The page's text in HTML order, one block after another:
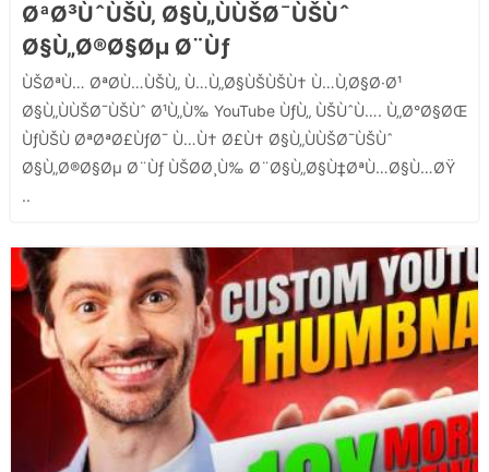
ØªØ³ÙˆÙŠÙ‚ Ø§Ù„ÙÙŠØ¯ÙŠÙˆ
Ø§Ù„Ø®Ø§Øµ Ø¨Ùƒ
ÙŠØªÙ… ØªØ­Ù…ÙŠÙ„ Ù…Ù„Ø§ÙŠÙŠÙ† Ù…Ù‚Ø§Ø·Ø¹
Ø§Ù„ÙÙŠØ¯ÙŠÙˆ Ø¹Ù„Ù‰ YouTube ÙƒÙ„ ÙŠÙˆÙ…. Ù„Ø°Ø§ØŒ
ÙƒÙŠÙ ØªØªØ£ÙƒØ¯ Ù…Ù† Ø£Ù† Ø§Ù„ÙÙŠØ¯ÙŠÙˆ
Ø§Ù„Ø®Ø§Øµ Ø¨Ùƒ ÙŠØ­Ø¸Ù‰ Ø¨Ø§Ù„Ø§Ù‡ØªÙ…Ø§Ù…ØŸ
..